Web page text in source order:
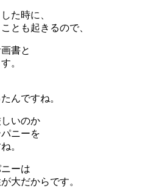
た時に、
とも起きるので、
書と
。
んですね。
いのか
ニーを
。
ーは
大だからです。